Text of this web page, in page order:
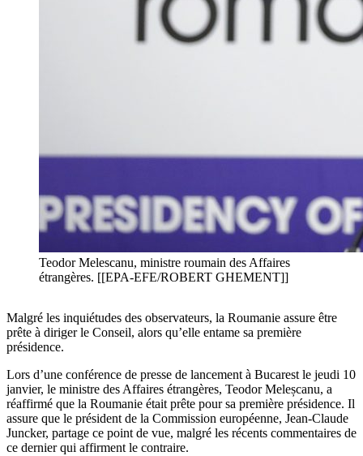
Teodor Melescanu, ministre roumain des Affaires
étrangères. [[EPA-EFE/ROBERT GHEMENT]]
Malgré les inquiétudes des observateurs, la Roumanie assure être
prête à diriger le Conseil, alors qu’elle entame sa première
présidence.
Lors d’une conférence de presse de lancement à Bucarest le jeudi 10
janvier, le ministre des Affaires étrangères, Teodor Meleșcanu, a
réaffirmé que la Roumanie était prête pour sa première présidence. Il
assure que le président de la Commission européenne, Jean-Claude
Juncker, partage ce point de vue, malgré les récents commentaires de
ce dernier qui affirment le contraire.